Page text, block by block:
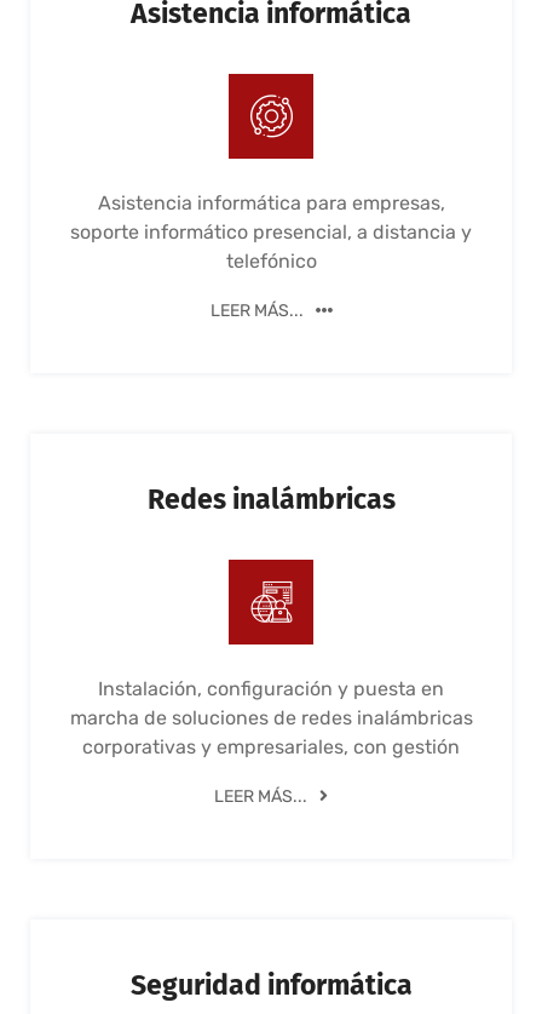
Asistencia informática
Asistencia informática para empresas,
soporte informático presencial, a distancia y
telefónico
LEER MÁS...
Redes inalámbricas
Instalación, configuración y puesta en
marcha de soluciones de redes inalámbricas
corporativas y empresariales, con gestión
LEER MÁS...
Seguridad informática